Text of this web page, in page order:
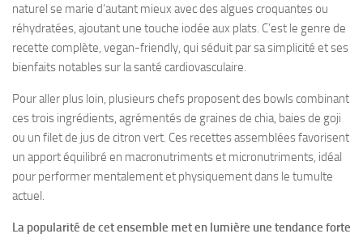
naturel se marie d’autant mieux avec des algues croquantes ou
réhydratées, ajoutant une touche iodée aux plats. C’est le genre de
recette complète, vegan-friendly, qui séduit par sa simplicité et ses
bienfaits notables sur la santé cardiovasculaire.
Pour aller plus loin, plusieurs chefs proposent des bowls combinant
ces trois ingrédients, agrémentés de graines de chia, baies de goji
ou un filet de jus de citron vert. Ces recettes assemblées favorisent
un apport équilibré en macronutriments et micronutriments, idéal
pour performer mentalement et physiquement dans le tumulte
actuel.
La popularité de cet ensemble met en lumière une tendance forte